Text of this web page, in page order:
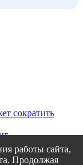
сократить
работы сайта,
Продолжая